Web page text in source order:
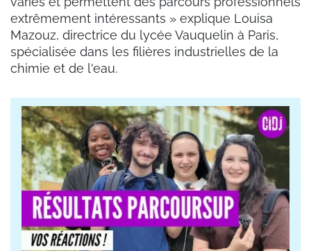
extrêmement intéressants » explique Louisa
Mazouz, directrice du lycée Vauquelin à Paris,
spécialisée dans les filières industrielles de la
chimie et de l'eau.